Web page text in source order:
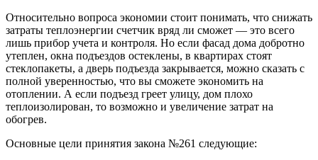
Относительно вопроса экономии стоит понимать, что снижать
затраты теплоэнергии счетчик вряд ли сможет — это всего
лишь прибор учета и контроля. Но если фасад дома добротно
утеплен, окна подъездов остеклены, в квартирах стоят
стеклопакеты, а дверь подъезда закрывается, можно сказать с
полной уверенностью, что вы сможете экономить на
отоплении. А если подъезд греет улицу, дом плохо
теплоизолирован, то возможно и увеличение затрат на
обогрев.
Основные цели принятия закона №261 следующие: